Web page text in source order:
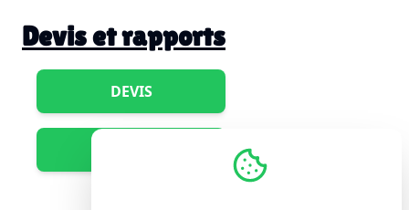
Devis et rapports
DEVIS